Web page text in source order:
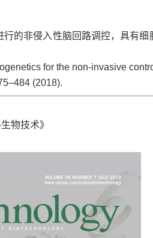
的非侵入性脑回路调控，具有细
for the non-invasive
(2018).
生物技术》